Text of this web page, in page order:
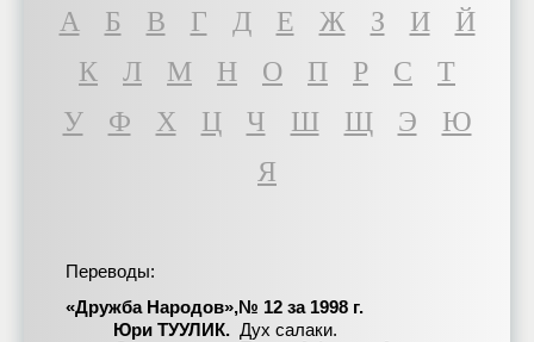
A Б В Г Д Е Ж З И
Й
К
Л М Н О П Р С
Т
У
Ф Х Ц Ч Ш Щ Э
Ю
Я
Переводы:
«Дружба Народов»,№ 12 за 1998 г.
Юри ТУУЛИК. Дух салаки.